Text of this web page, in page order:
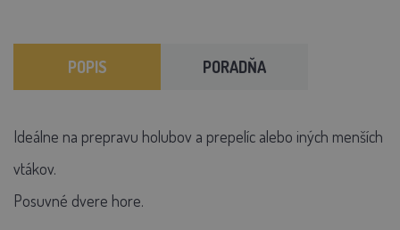
POPIS PORADŇA
Ideálne na prepravu holubov a prepelíc alebo iných menších
vtákov.
Posuvné dvere hore.